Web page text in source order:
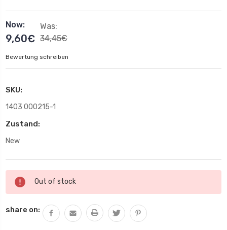
Now:
9,60€
Was:
34,45€
Bewertung schreiben
SKU:
1403 000215-1
Zustand:
New
Aktueller
Lagerbestand:
Out of stock
share on: